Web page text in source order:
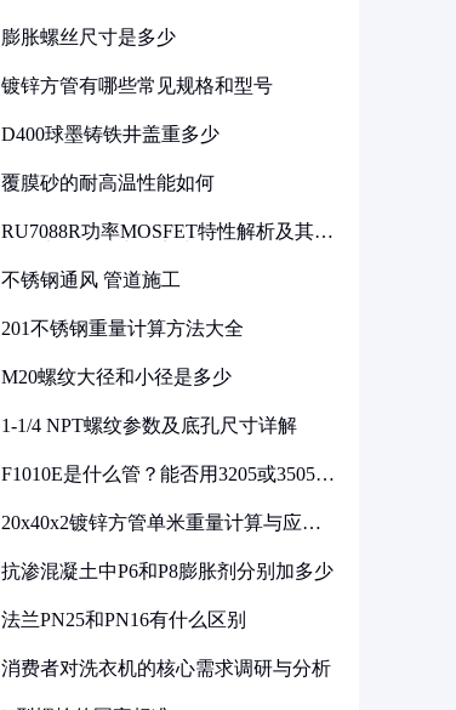
膨胀螺丝尺寸是多少
镀锌方管有哪些常见规格和型号
D400球墨铸铁井盖重多少
覆膜砂的耐高温性能如何
RU7088R功率MOSFET特性解析及其在
不锈钢通风 管道施工
201不锈钢重量计算方法大全
M20螺纹大径和小径是多少
1-1/4 NPT螺纹参数及底孔尺寸详解
F1010E是什么管？能否用3205或3505代
20x40x2镀锌方管单米重量计算与应用
抗渗混凝土中P6和P8膨胀剂分别加多少
法兰PN25和PN16有什么区别
消费者对洗衣机的核心需求调研与分析